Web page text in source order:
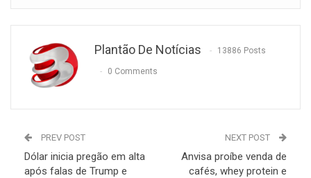
Plantão De Notícias 13886 Posts
0 Comments
PREV POST
Dólar inicia pregão em alta
após falas de Trump e
NEXT POST
Anvisa proíbe venda de
cafés, whey protein e